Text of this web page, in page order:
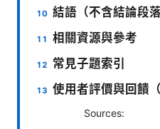
結語（不含結論段落
相關資源與參考
常見子題索引
使用者評價與回饋（
Sources: